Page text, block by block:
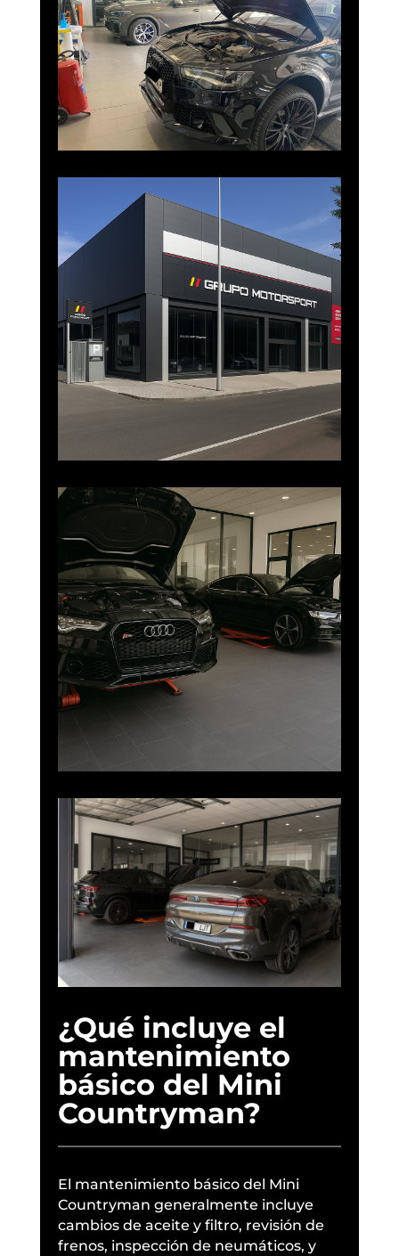
¿Qué incluye el
mantenimiento
básico del Mini
Countryman?
El mantenimiento básico del Mini
Countryman generalmente incluye
cambios de aceite y filtro, revisión de
frenos, inspección de neumáticos, y